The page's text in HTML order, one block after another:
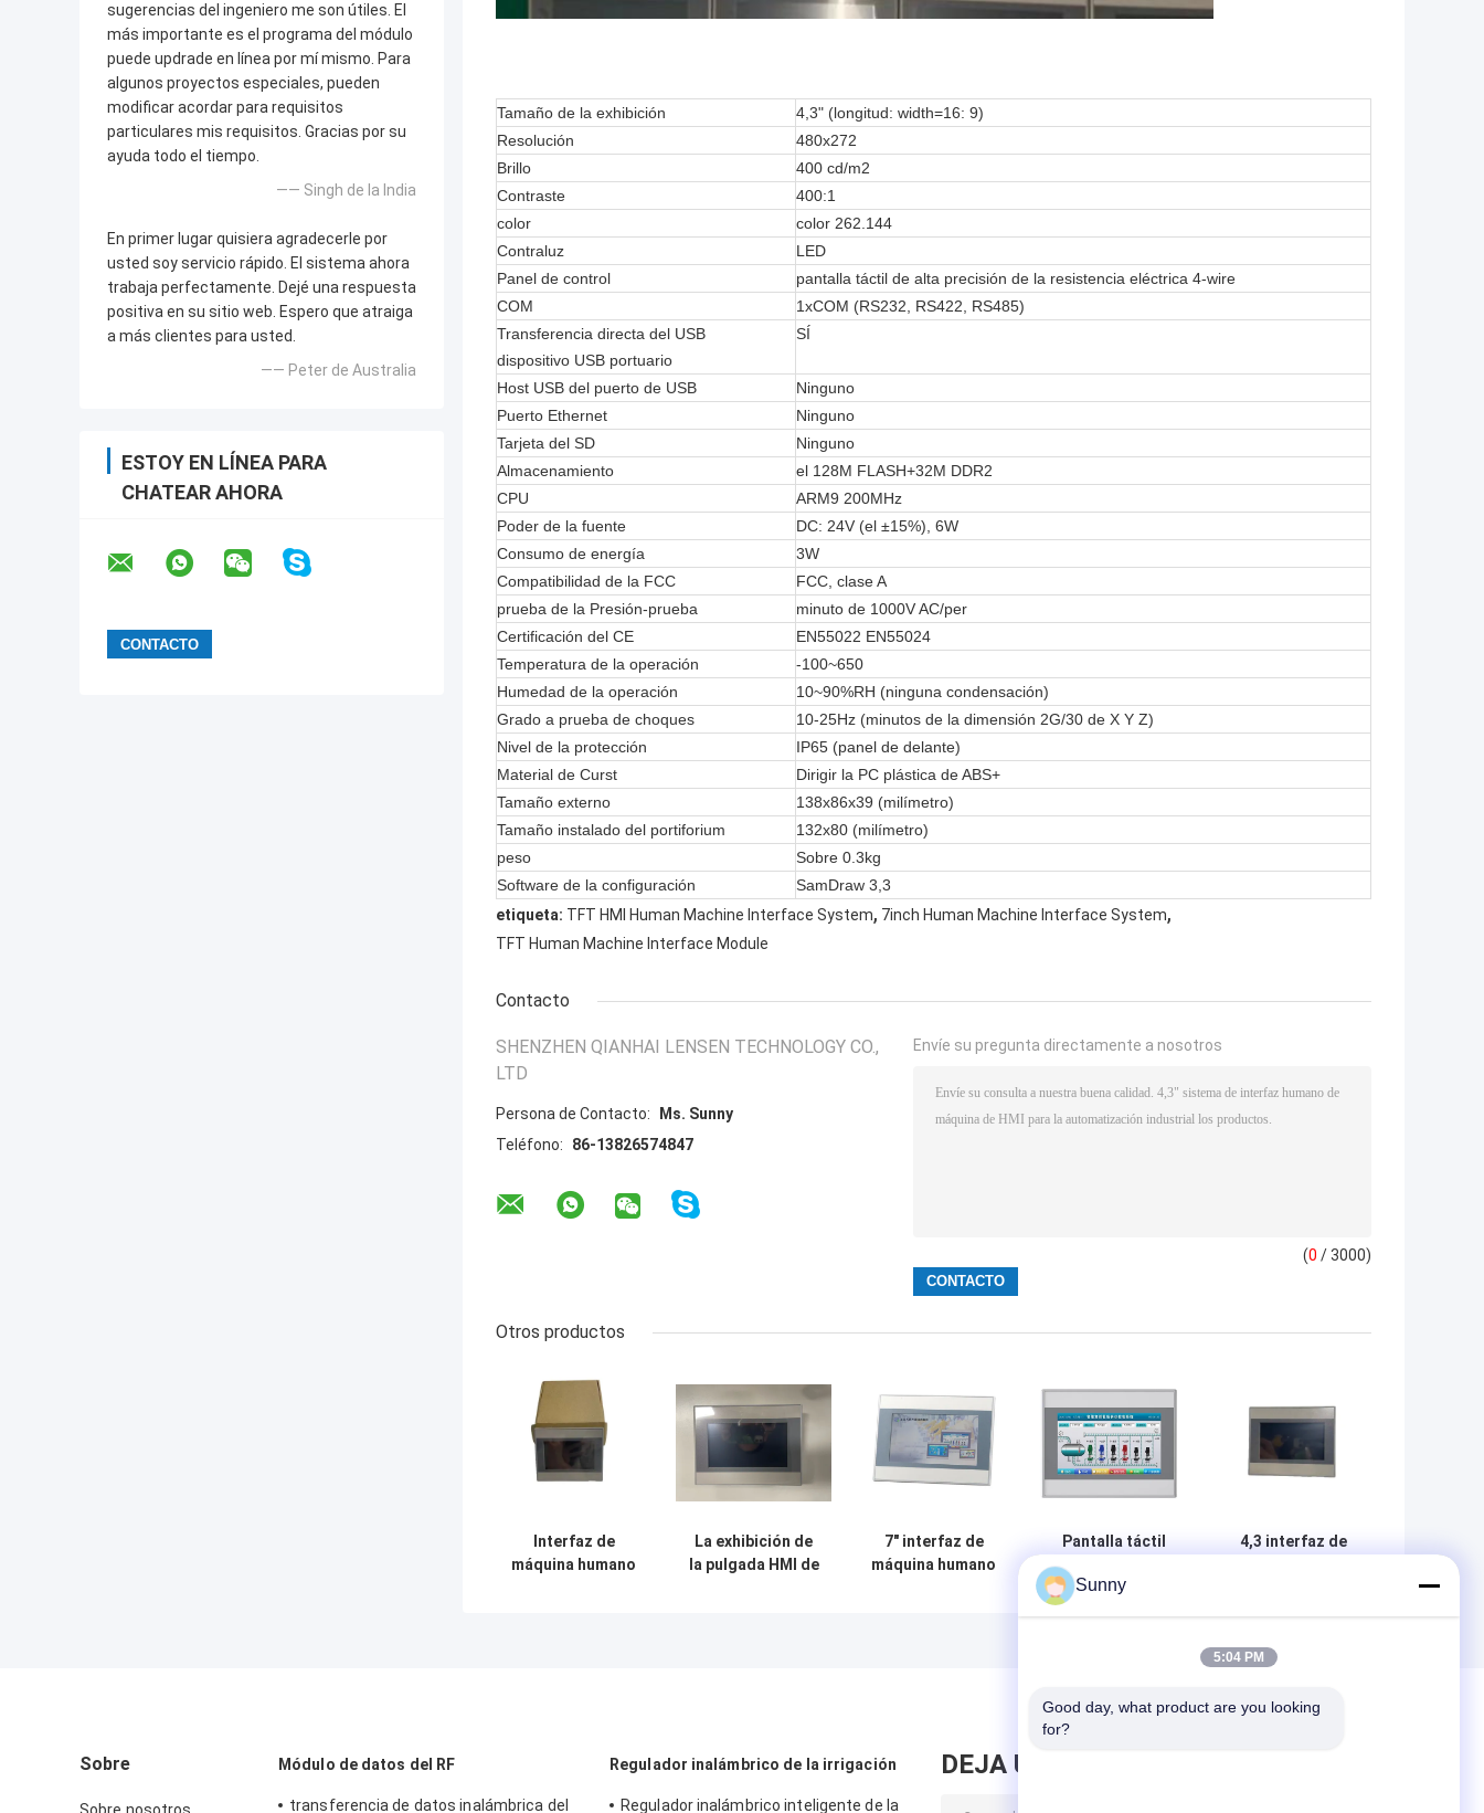
sugerencias del ingeniero me son útiles. El
más importante es el programa del módulo
puede updrade en línea por mí mismo. Para
algunos proyectos especiales, pueden
modificar acordar para requisitos
particulares mis requisitos. Gracias por su
ayuda todo el tiempo.
—— Singh de la India
En primer lugar quisiera agradecerle por
usted soy servicio rápido. El sistema ahora
trabaja perfectamente. Dejé una respuesta
positiva en su sitio web. Espero que atraiga
a más clientes para usted.
—— Peter de Australia
ESTOY EN LÍNEA PARA
CHATEAR AHORA
Tamaño de la exhibición
4,3" (longitud: width=16: 9)
Resolución
480x272
Brillo
400 cd/m2
Contraste
400:1
color
color 262.144
Contraluz
LED
Panel de control
pantalla táctil de alta precisión de la resistencia eléctrica 4-wire
COM
1xCOM (RS232, RS422, RS485)
Transferencia directa del USB
dispositivo USB portuario
SÍ
Host USB del puerto de USB
Ninguno
Puerto Ethernet
Ninguno
Tarjeta del SD
Ninguno
Almacenamiento
el 128M FLASH+32M DDR2
CPU
ARM9 200MHz
Poder de la fuente
DC: 24V (el ±15%), 6W
Consumo de energía
3W
Compatibilidad de la FCC
FCC, clase A
prueba de la Presión-prueba
minuto de 1000V AC/per
Certificación del CE
EN55022 EN55024
Temperatura de la operación
-100~650
Humedad de la operación
10~90%RH (ninguna condensación)
Grado a prueba de choques
10-25Hz (minutos de la dimensión 2G/30 de X Y Z)
Nivel de la protección
IP65 (panel de delante)
Material de Curst
Dirigir la PC plástica de ABS+
Tamaño externo
138x86x39 (milímetro)
Tamaño instalado del portiforium
132x80 (milímetro)
peso
Sobre 0.3kg
Software de la configuración
SamDraw 3,3
etiqueta: TFT HMI Human Machine Interface System, 7inch Human Machine Interface System,
TFT Human Machine Interface Module
Contacto
SHENZHEN QIANHAI LENSEN TECHNOLOGY CO.,
LTD
Persona de Contacto:
Ms. Sunny
Teléfono:
86-13826574847
Envíe su pregunta directamente a nosotros
(0 / 3000)
Otros productos
Interfaz de
máquina humano
La exhibición de
la pulgada HMI de
7" interfaz de
máquina humano
Pantalla táctil
soporte del panel
4,3 interfaz de
industrial
Sobre Módulo de datos del RF
transferencia de datos inalámbrica del
Regulador inalámbrico de la irrigación
Regulador inalámbrico inteligente de la
DEJA UN MENSAJE
Sunny
5:04 PM
Good day, what product are you looking
for?